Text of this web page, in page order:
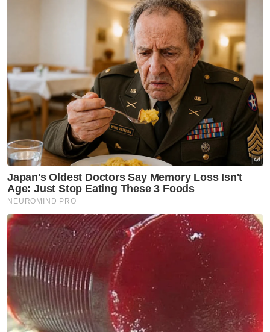
Suruhanjaya Sekuriti (SC), Hashley Tajudin
tidak mencadangkan tertuduh diberi ikat
jamin dengan alasan kes tersebut termasuk
dalam kesalahan yang tidak boleh dijamin.
Bagaimanapun beliau berkata, jika
mahkamah ingin menggunakan budi bicara
untuk menawarkan jaminan, pendakwaan
mencadangkan kadar itu ditetapkan
sebanyak RM1 juta dengan seorang
penjamin.
Artikel Berkaitan:
'Diisytihar muflis, hidap beberapa penyakit' - Suami
Miera Liyana rayu ikat jamin rendah
Penjawat awam mengaku tidak bersalah kemuka
dokumen pencapaian palsu petugas
Pegawai bank mengaku tidak bersalah terima
rasuah RM488,050
“Ia termasuk syarat tambahan, menyerahkan
pasport kepada mahkamah dan melaporkan